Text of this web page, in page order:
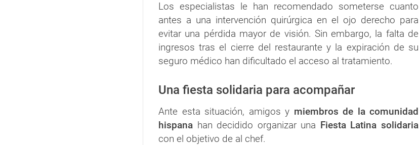
Los especialistas le han recomendado someterse cuanto
antes a una intervención quirúrgica en el ojo derecho para
evitar una pérdida mayor de visión. Sin embargo, la falta de
ingresos tras el cierre del restaurante y la expiración de su
seguro médico han dificultado el acceso al tratamiento.
Una fiesta solidaria para acompañar
Ante esta situación, amigos y miembros de la comunidad
hispana han decidido organizar una Fiesta Latina solidaria
con el objetivo de al chef.